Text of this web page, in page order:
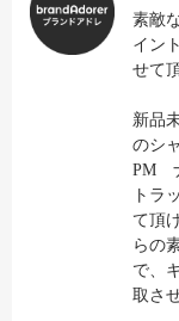
素敵
イン
せて
新品
のシ
PM
トラ
て頂
らの
で、
取さ